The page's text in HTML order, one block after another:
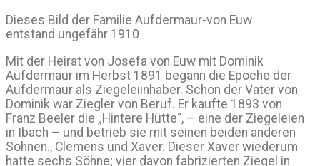
Dieses Bild der Familie Aufdermaur-von Euw
entstand ungefähr 1910
Mit der Heirat von Josefa von Euw mit Dominik
Aufdermaur im Herbst 1891 begann die Epoche der
Aufdermaur als Ziegeleiinhaber. Schon der Vater von
Dominik war Ziegler von Beruf. Er kaufte 1893 von
Franz Beeler die „Hintere Hütte“, – eine der Ziegeleien
in Ibach – und betrieb sie mit seinen beiden anderen
Söhnen., Clemens und Xaver. Dieser Xaver wiederum
hatte sechs Söhne; vier davon fabrizierten Ziegel in